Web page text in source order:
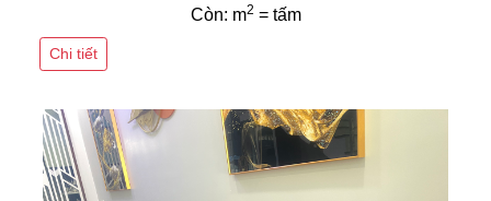
Còn: m2 = tấm
Chi tiết